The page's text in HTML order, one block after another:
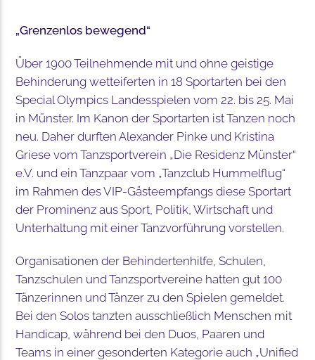
„Grenzenlos bewegend“
Über 1900 Teilnehmende mit und ohne geistige
Behinderung wetteiferten in 18 Sportarten bei den
Special Olympics Landesspielen vom 22. bis 25. Mai
in Münster. Im Kanon der Sportarten ist Tanzen noch
neu. Daher durften Alexander Pinke und Kristina
Griese vom Tanzsportverein „Die Residenz Münster“
e.V. und ein Tanzpaar vom „Tanzclub Hummelflug“
im Rahmen des VIP-Gästeempfangs diese Sportart
der Prominenz aus Sport, Politik, Wirtschaft und
Unterhaltung mit einer Tanzvorführung vorstellen.
Organisationen der Behindertenhilfe, Schulen,
Tanzschulen und Tanzsportvereine hatten gut 100
Tänzerinnen und Tänzer zu den Spielen gemeldet.
Bei den Solos tanzten ausschließlich Menschen mit
Handicap, während bei den Duos, Paaren und
Teams in einer gesonderten Kategorie auch „Unified